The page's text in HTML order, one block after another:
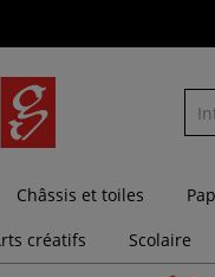
Châssis et toiles
créatifs Scolaire